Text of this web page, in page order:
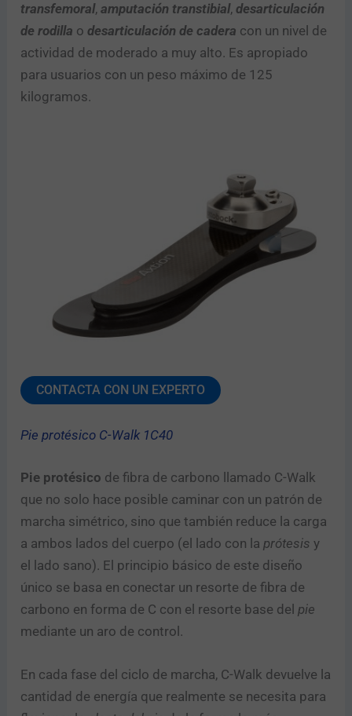
transfemoral,amputación transtibial,desarticulación
de rodilla odesarticulación de cadera con un nivel de
actividad de moderado a muy alto. Es apropiado
para usuarios con un peso máximo de 125
kilogramos.
CONTACTA CON UN EXPERTO
Pie protésico C-Walk 1C40
Pie protésico de fibra de carbono llamado C-Walk
que no solo hace posible caminar con un patrón de
marcha simétrico, sino que también reduce la carga
a ambos lados del cuerpo (el lado con laprótesis y
el lado sano). El principio básico de este diseño
único se basa en conectar un resorte de fibra de
carbono en forma de C con el resorte base delpie
mediante un aro de control.
En cada fase del ciclo de marcha, C-Walk devuelve la
cantidad de energía que realmente se necesita para